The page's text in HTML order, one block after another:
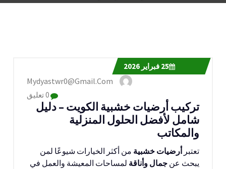
25 فبراير 2026
Mydyastwr0@gmail.com
تركيب أرضيات خشبية الكويت – دليل
شامل لأفضل الحلول المنزلية
والمكاتب
تعتبرأرضيات خشبية من أكثر الخيارات شيوعًا لمن
يبحث عن جمال وأناقة لمساحات المعيشة والعمل في